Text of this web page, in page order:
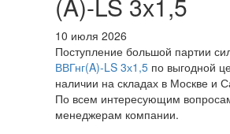
(A)-LS 3х1,5
10 июля 2026
Поступление большой партии
ВВГнг(A)-LS 3х1,5 по выгодной
наличии на складах в Москве и
По всем интересующим
менеджерам компании.